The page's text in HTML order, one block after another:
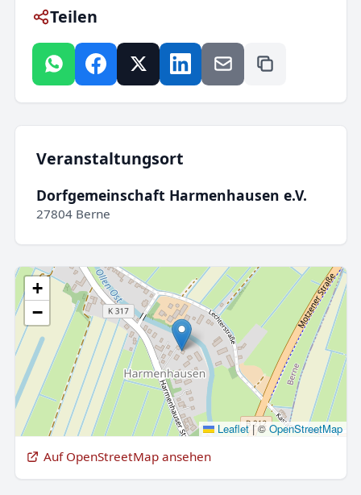
Teilen
Veranstaltungsort
Dorfgemeinschaft Harmenhausen e.V.
27804 Berne
+
−
Leaflet |© OpenStreetMap
Auf OpenStreetMap ansehen